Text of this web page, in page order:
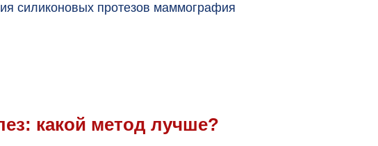
силиконовых протезов маммография
какой метод лучше?